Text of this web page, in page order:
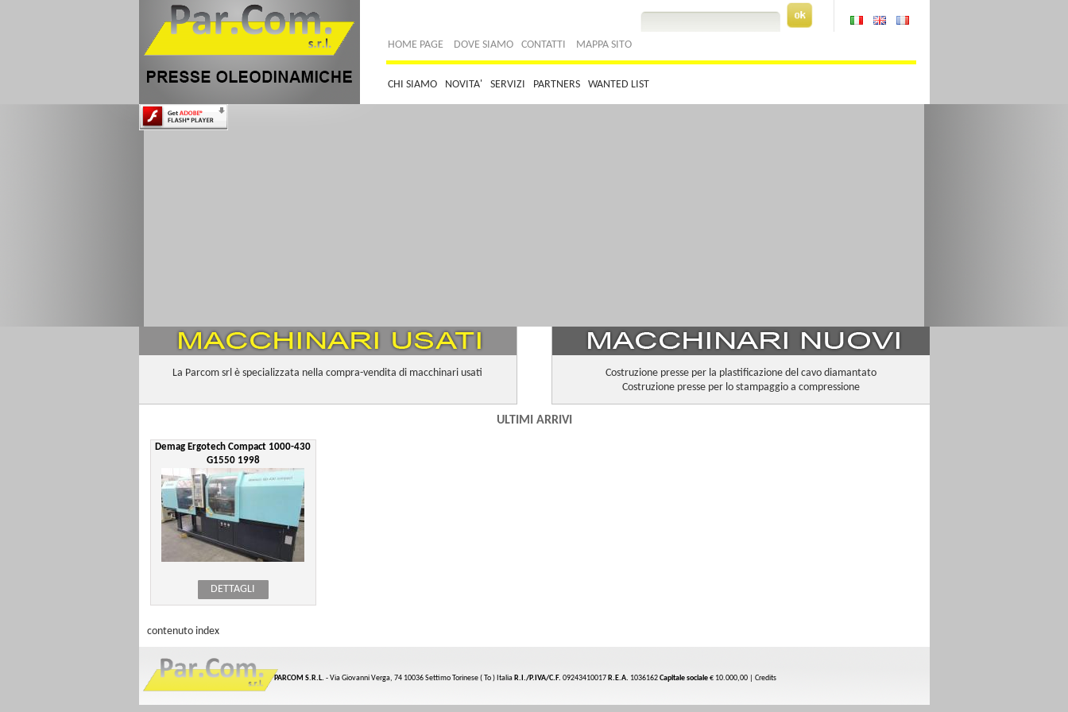
HOME PAGE DOVE SIAMO CONTATTI MAPPA SITO
CHI SIAMO NOVITA' SERVIZI PARTNERS WANTED LIST
La Parcom srl è specializzata nella compra-vendita di macchinari usati Costruzione presseper la plastificazionedel cavo diamantato
Costruzione presseper lo stampaggioa compressione
ULTIMI ARRIVI
Demag Ergotech Compact 1000-430
G1550 1998
DETTAGLI
contenuto index
PARCOM S.R.L. - Via Giovanni Verga, 74 10036 Settimo Torinese ( To ) Italia R.I./P.IVA/C.F. 09243410017 R.E.A. 1036162Capitale sociale€ 10.000,00 | Credits